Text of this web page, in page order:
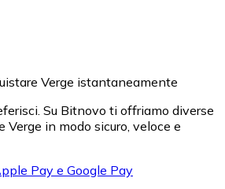
Verge istantaneamente
Su Bitnovo ti offriamo diverse
Verge in modo sicuro, veloce e
Pay e Google Pay